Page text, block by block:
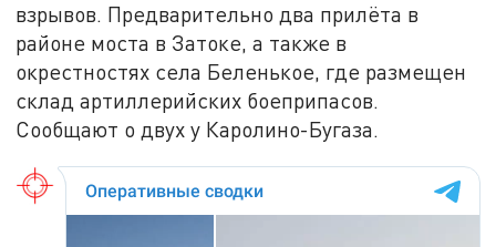
взрывов. Предварительно два прилёта в
районе моста в Затоке, а также в
окрестностях села Беленькое, где размещен
склад артиллерийских боеприпасов.
Сообщают о двух у Каролино-Бугаза.